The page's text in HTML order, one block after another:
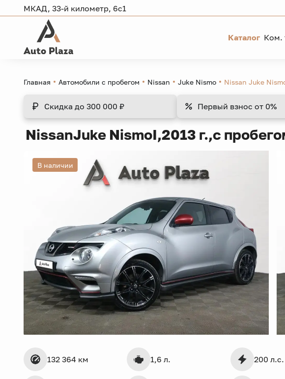
МКАД, 33-й километр, 6с1
Каталог Ком.
Главная Автомобили с пробегом Nissan Juke Nismo Nissan Juke
Скидка до 300 000 ₽ Первый взнос от 0%
NissanJuke NismoI,2013 г.,с
В наличии
132 364 км 1,6 л. 200 л.с.